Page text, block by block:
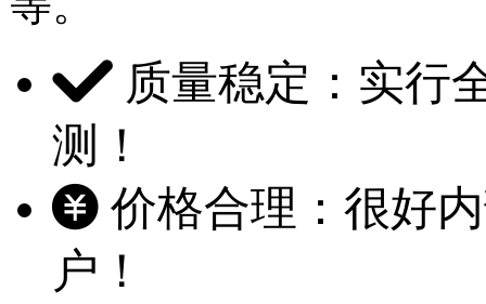
质量稳定：实行
测！
价格合理：很好
户！